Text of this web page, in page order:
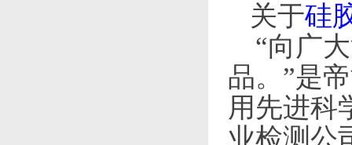
关于硅
“向广
品。”是
用先进科
业检测公